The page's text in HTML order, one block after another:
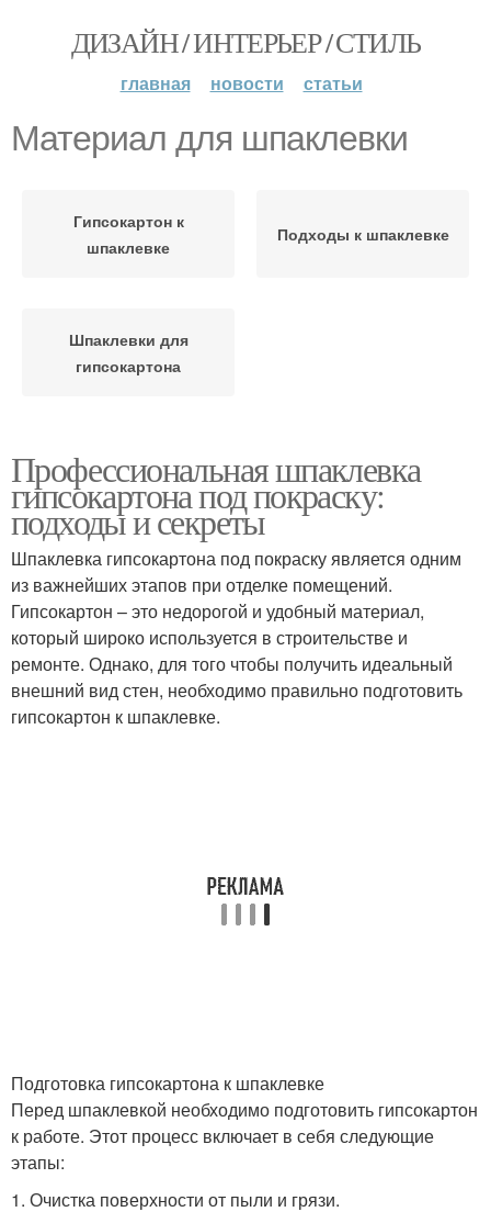
ДИЗАЙН / ИНТЕРЬЕР / СТИЛЬ
главная новости статьи
Материал для шпаклевки
Гипсокартон к
шпаклевке
Подходы к шпаклевке
Шпаклевки для
гипсокартона
Профессиональная шпаклевка
гипсокартона под покраску:
подходы и секреты
Шпаклевка гипсокартона под покраску является одним
из важнейших этапов при отделке помещений.
Гипсокартон – это недорогой и удобный материал,
который широко используется в строительстве и
ремонте. Однако, для того чтобы получить идеальный
внешний вид стен, необходимо правильно подготовить
гипсокартон к шпаклевке.
Подготовка гипсокартона к шпаклевке
Перед шпаклевкой необходимо подготовить гипсокартон
к работе. Этот процесс включает в себя следующие
этапы:
1. Очистка поверхности от пыли и грязи.